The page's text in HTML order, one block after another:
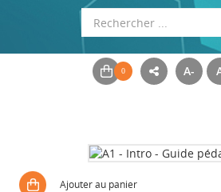
A-
Ajouter au panier